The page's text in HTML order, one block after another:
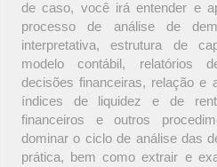
de caso, você irá entender e
processo de análise de
interpretativa, estrutura de
modelo contábil, relatórios
decisões financeiras, relação e
índices de liquidez e de
financeiros e outros
dominar o ciclo de análise das
prática, bem como extrair e